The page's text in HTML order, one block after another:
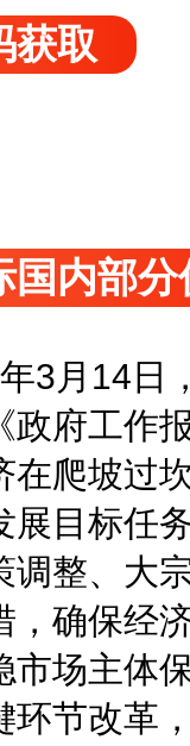
获取
国内部
年3月14日
政府工作
在爬坡过
展目标任
调整、大
，确保经
市场主体
节改革